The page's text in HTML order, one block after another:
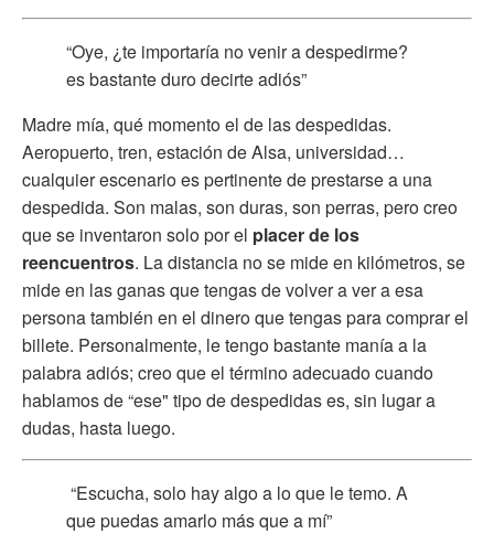
“Oye, ¿te importaría no venir a despedirme?
es bastante duro decirte adiós”
Madre mía, qué momento el de las despedidas.
Aeropuerto, tren, estación de Alsa, universidad…
cualquier escenario es pertinente de prestarse a una
despedida. Son malas, son duras, son perras, pero creo
que se inventaron solo por el placer de los
reencuentros. La distancia no se mide en kilómetros, se
mide en las ganas que tengas de volver a ver a esa
persona también en el dinero que tengas para comprar el
billete. Personalmente, le tengo bastante manía a la
palabra adiós; creo que el término adecuado cuando
hablamos de “ese" tipo de despedidas es, sin lugar a
dudas, hasta luego.
“Escucha, solo hay algo a lo que le temo. A
que puedas amarlo más que a mí”